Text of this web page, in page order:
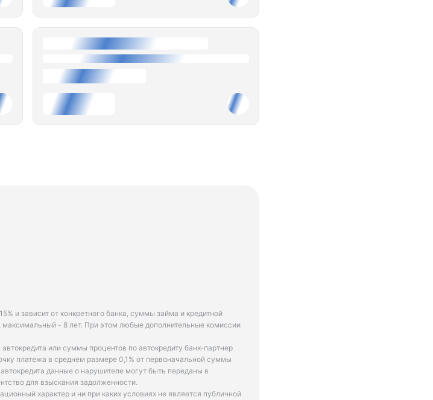
и зависит от конкретного банка, суммы займа и кредитной
- 8 лет. При этом любые дополнительные комиссии
или суммы процентов по автокредиту банк-партнер
платежа в среднем размере 0,1% от первоначальной суммы
данные о нарушителе могут быть переданы в
для взыскания задолженности.
характер и ни при каких условиях не является публичной